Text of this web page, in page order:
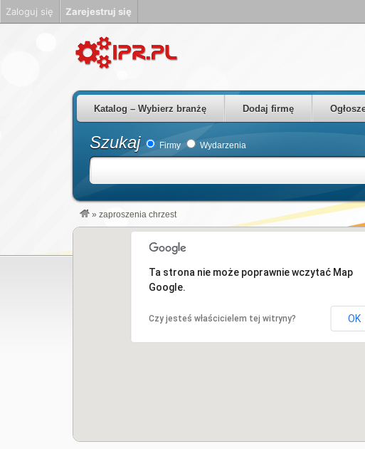
Katalog – Wybierz branżę Dodaj firmę
Szukaj Firmy Wydarzenia
» zaproszenia chrzest
Ta strona nie może poprawnie wczytać Map
Google.
Czy jesteś właścicielem tej witryny? OK
Zaloguj się Zarejestruj się